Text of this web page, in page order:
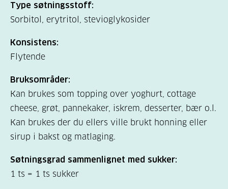
Type søtningsstoff:
Sorbitol, erytritol, stevioglykosider
Konsistens:
Flytende
Bruksområder:
Kan brukes som topping over yoghurt, cottage
cheese, grøt, pannekaker, iskrem, desserter, bær o.l.
Kan brukes der du ellers ville brukt honning eller
sirup i bakst og matlaging.
Søtningsgrad sammenlignet med sukker:
1 ts = 1 ts sukker